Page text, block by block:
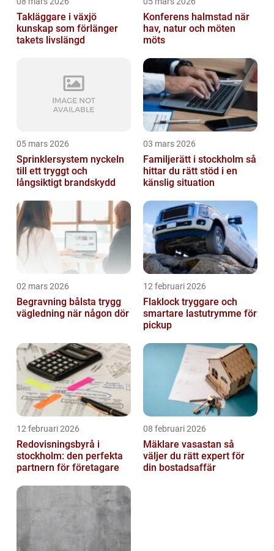
Takläggare i växjö
kunskap som förlänger
takets livslängd
Konferens halmstad när
hav, natur och möten
möts
05 mars 2026
Sprinklersystem nyckeln
till ett tryggt och
långsiktigt brandskydd
03 mars 2026
Familjerätt i stockholm så
hittar du rätt stöd i en
känslig situation
02 mars 2026
Begravning bålsta trygg
vägledning när någon dör
12 februari 2026
Flaklock tryggare och
smartare lastutrymme för
pickup
12 februari 2026
Redovisningsbyrå i
stockholm: den perfekta
partnern för företagare
08 februari 2026
Mäklare vasastan så
väljer du rätt expert för
din bostadsaffär